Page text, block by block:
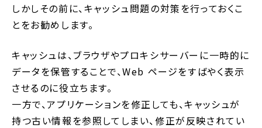
しかしその前に、キャッシュ問題の対策を行っておくこ
とをお勧めします。
キャッシュは、ブラウザやプロキシサーバーに一時的に
データを保管することで、Web ページをすばやく表示
させるのに役立ちます。
一方で、アプリケーションを修正しても、キャッシュが
持つ古い情報を参照してしまい、修正が反映されてい